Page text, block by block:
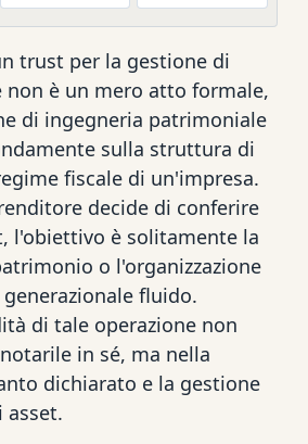
trust per la gestione di
non è un mero atto formale,
di ingegneria patrimoniale
sulla struttura di
fiscale di un'impresa.
decide di conferire
l'obiettivo è solitamente la
o l'organizzazione
fluido.
di tale operazione non
in sé, ma nella
dichiarato e la gestione
asset.